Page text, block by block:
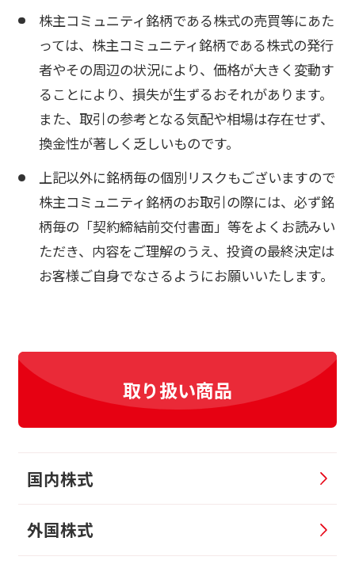
株主コミュニティ銘柄である株式の売買等にあた
っては、株主コミュニティ銘柄である株式の発行
者やその周辺の状況により、価格が大きく変動す
ることにより、損失が生ずるおそれがあります。
また、取引の参考となる気配や相場は存在せず、
換金性が著しく乏しいものです。
上記以外に銘柄毎の個別リスクもございますので
株主コミュニティ銘柄のお取引の際には、必ず銘
柄毎の「契約締結前交付書面」等をよくお読みい
ただき、内容をご理解のうえ、投資の最終決定は
お客様ご自身でなさるようにお願いいたします。
取り扱い商品
国内株式
外国株式